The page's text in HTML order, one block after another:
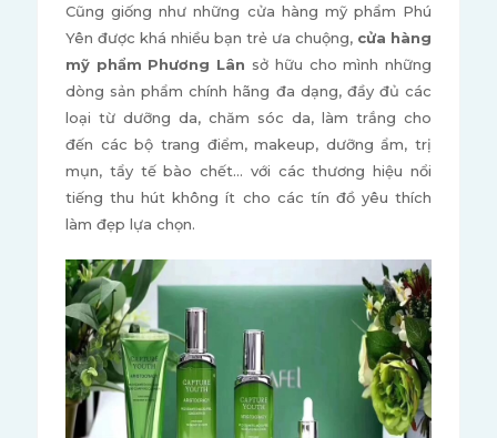
Cũng giống như những cửa hàng mỹ phẩm Phú
Yên được khá nhiều bạn trẻ ưa chuộng, cửa hàng
mỹ phẩm Phương Lân sở hữu cho mình những
dòng sản phẩm chính hãng đa dạng, đầy đủ các
loại từ dưỡng da, chăm sóc da, làm trắng cho
đến các bộ trang điểm, makeup, dưỡng ẩm, trị
mụn, tẩy tế bào chết… với các thương hiệu nổi
tiếng thu hút không ít cho các tín đồ yêu thích
làm đẹp lựa chọn.